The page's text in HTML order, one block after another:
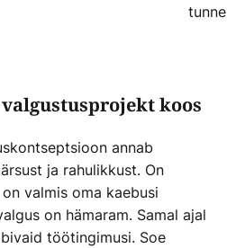
tunne
koos
annab
ja rahulikkust. On
valmis oma kaebusi
on hämaram. Samal ajal
töötingimusi. Soe